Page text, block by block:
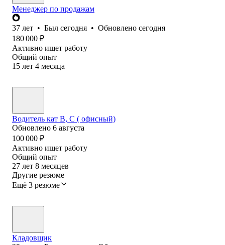
Менеджер по продажам
37 лет • Был сегодня • Обновлено сегодня
180 000 ₽
Активно ищет работу
Общий опыт
15 лет 4 месяца
Водитель кат В, С ( офисный)
Обновлено 6 августа
100 000 ₽
Активно ищет работу
Общий опыт
27 лет 8 месяцев
Другие резюме
Ещё 3 резюме
Кладовщик